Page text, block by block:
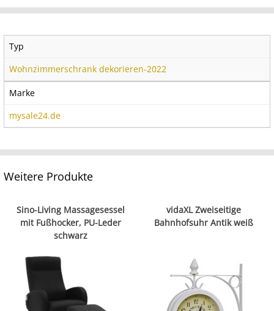
Typ
Wohnzimmerschrank dekorieren-2022
Marke
mysale24.de
Weitere Produkte
Sino-Living Massagesessel
mit Fußhocker, PU-Leder
schwarz
vidaXL Zweiseitige
Bahnhofsuhr Antik weiß